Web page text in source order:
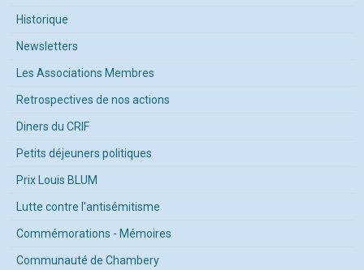
Historique
Newsletters
Les Associations Membres
Retrospectives de nos actions
Diners du CRIF
Petits déjeuners politiques
Prix Louis BLUM
Lutte contre l'antisémitisme
Commémorations - Mémoires
Communauté de Chambery